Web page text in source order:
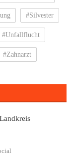
#Silvester
#Unfallflucht
#Zahnarzt